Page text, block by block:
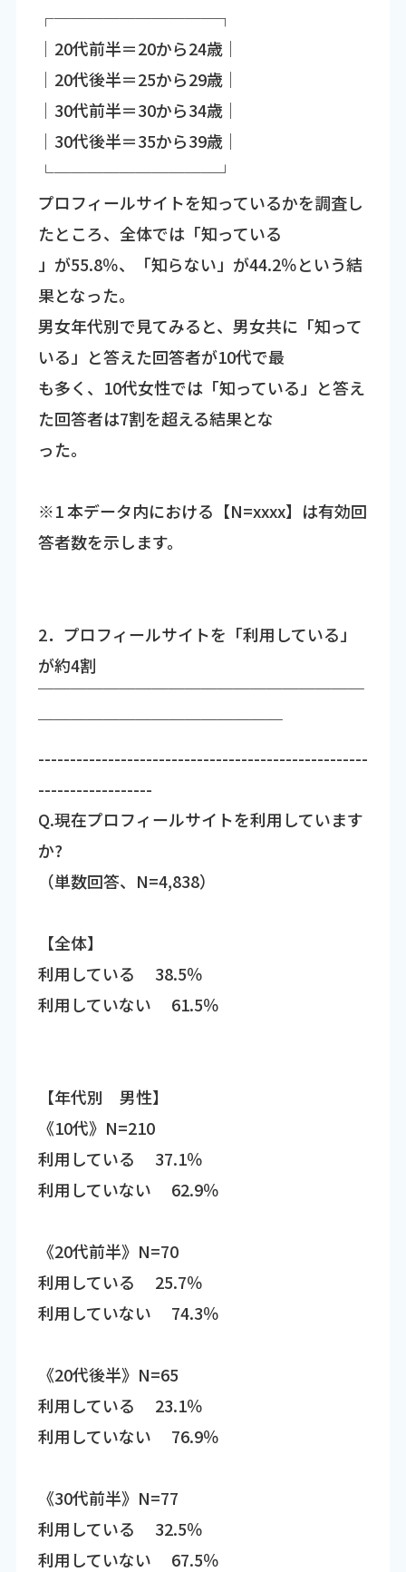
┌──────────┐
│20代前半＝20から24歳│
│20代後半＝25から29歳│
│30代前半＝30から34歳│
│30代後半＝35から39歳│
└──────────┘
プロフィールサイトを知っているかを調査し
たところ、全体では「知っている
」が55.8％、「知らない」が44.2％という結
果となった。
男女年代別で見てみると、男女共に「知って
いる」と答えた回答者が10代で最
も多く、10代女性では「知っている」と答え
た回答者は7割を超える結果とな
った。
※1 本データ内における【N=xxxx】は有効回
答者数を示します。
2．プロフィールサイトを「利用している」
が約4割
￣￣￣￣￣￣￣￣￣￣￣￣￣￣￣￣￣￣￣￣
￣￣￣￣￣￣￣￣￣￣￣￣￣￣￣
----------------------------------------------------
------------------
Q.現在プロフィールサイトを利用しています
か?
（単数回答、N=4,838）
【全体】
利用している 38.5％
利用していない 61.5％
【年代別 男性】
《10代》N=210
利用している 37.1％
利用していない 62.9％
《20代前半》N=70
利用している 25.7％
利用していない 74.3％
《20代後半》N=65
利用している 23.1％
利用していない 76.9％
《30代前半》N=77
利用している 32.5％
利用していない 67.5％